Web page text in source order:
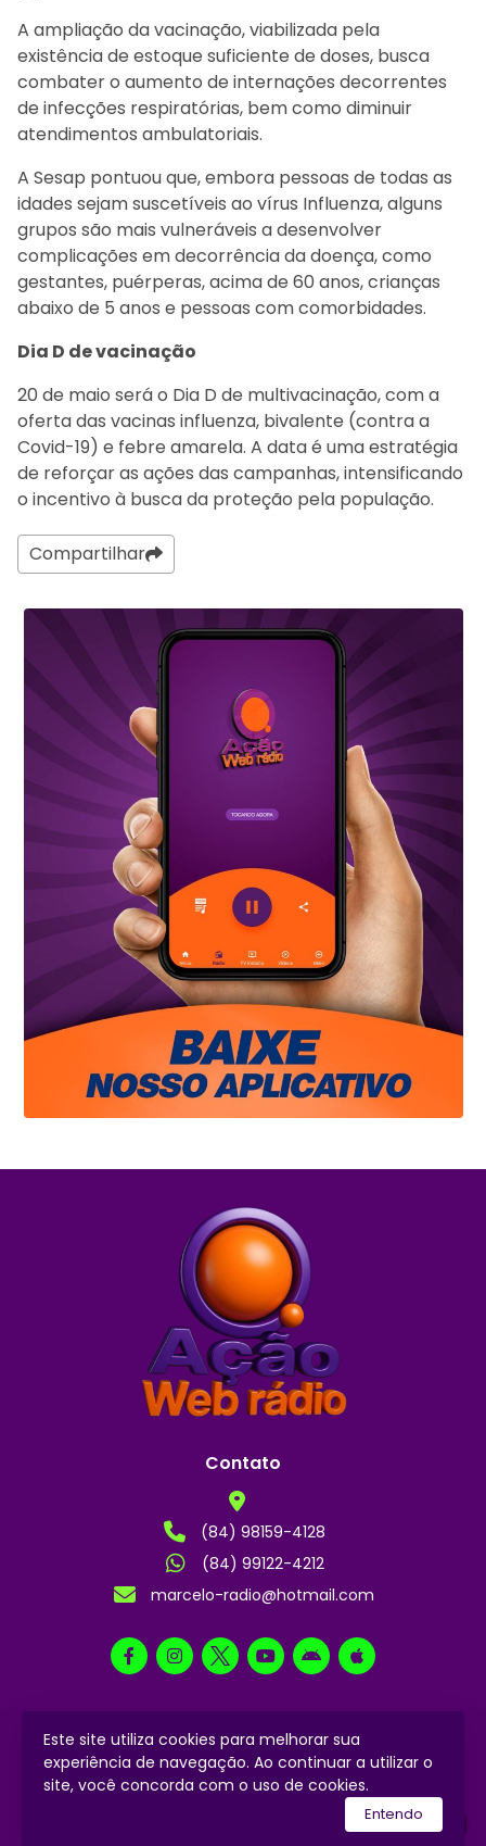
A ampliação da vacinação, viabilizada pela
existência de estoque suficiente de doses, busca
combater o aumento de internações decorrentes
de infecções respiratórias, bem como diminuir
atendimentos ambulatoriais.
A Sesap pontuou que, embora pessoas de todas as
idades sejam suscetíveis ao vírus Influenza, alguns
grupos são mais vulneráveis a desenvolver
complicações em decorrência da doença, como
gestantes, puérperas, acima de 60 anos, crianças
abaixo de 5 anos e pessoas com comorbidades.
Dia D de vacinação
20 de maio será o Dia D de multivacinação, com a
oferta das vacinas influenza, bivalente (contra a
Covid-19) e febre amarela. A data é uma estratégia
de reforçar as ações das campanhas, intensificando
o incentivo à busca da proteção pela população.
Compartilhar
Este site utiliza cookies para melhorar sua
experiência de navegação. Ao continuar a utilizar o
site, você concorda com o uso de cookies.
Entendo
Contato
(84) 98159-4128
(84) 99122-4212
marcelo-radio@hotmail.com
2024 © Todos os direitos reservados.